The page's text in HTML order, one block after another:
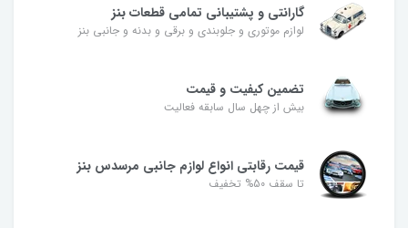
گارانتی و پشتیبانی تمامی قطعات بنز
لوازم موتوری و جلوبندی و برقی و بدنه و جانبی بنز
تضمین کیفیت و قیمت
بیش از چهل سال سابقه فعالیت
قیمت رقابتی انواع لوازم جانبی مرسدس بنز
تا سقف 50% تخفیف